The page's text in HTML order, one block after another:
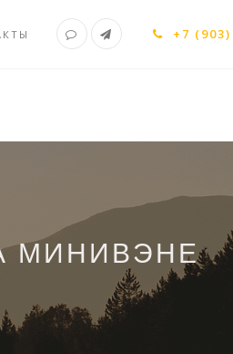
+7
МИНИВЭНЕ